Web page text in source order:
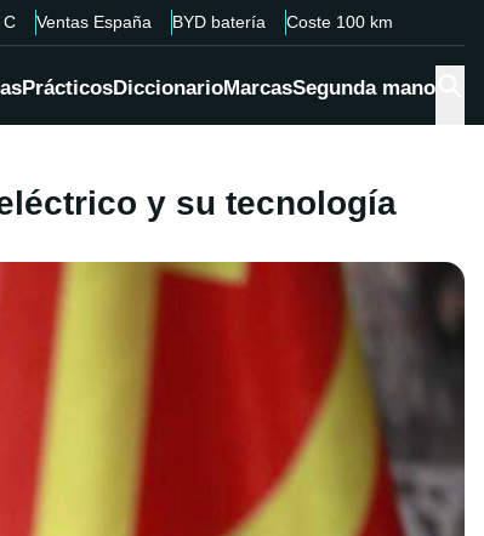
Ventas España BYD batería Coste 100 km
PrácticosDiccionarioMarcasSegunda mano
y su tecnología